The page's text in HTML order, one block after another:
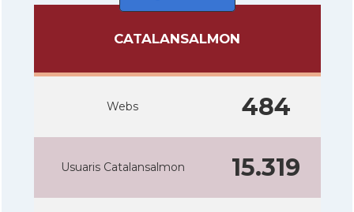
CATALANSALMON
Webs 484
Usuaris Catalansalmon 15.319